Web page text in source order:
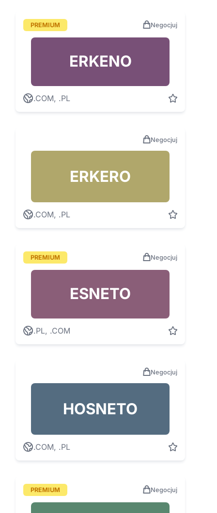
PREMIUM Negocjuj
ERKENO
.COM, .PL
Negocjuj
ERKERO
.COM, .PL
PREMIUM Negocjuj
ESNETO
.PL, .COM
Negocjuj
HOSNETO
.COM, .PL
PREMIUM Negocjuj